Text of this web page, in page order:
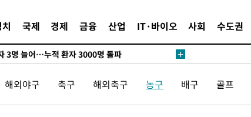
국제 경제 금융 산업 IT·바이오 사회 수도권
독님이 원하는 마음 느꼈고, 많은 트로피 원해 아
3명 늘어…누적 환자 3000명 돌파
천종산삼 9뿌리 발견…감정가 1.3억원
섰다 실종 60대, 닷새 만에 숨진 채 발견
해외야구 축구 해외축구 농구 배구 골프